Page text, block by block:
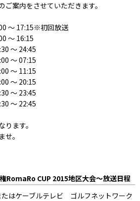
ご案内をさせていただきます。
～ 17:15※初回放送
～ 16:15
～ 24:45
～ 07:15
～ 11:15
～ 20:15
～ 23:45
～ 22:45
ます。
。
RomaRo CUP 2015地区大会～放送日程
たはケーブルテレビ ゴルフネットワーク